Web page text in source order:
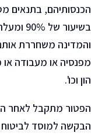
הכנסותיהם, בתנאים
והמדינה משחררת
מפנסיה או מעבודה
הון וכו'.
הפטור מתקבל לאחר
הבקשה למוסד לביטוח